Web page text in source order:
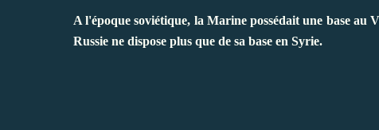
A l'époque soviétique, la Marine possédait une base
Russie ne dispose plus que de sa base en Syrie.